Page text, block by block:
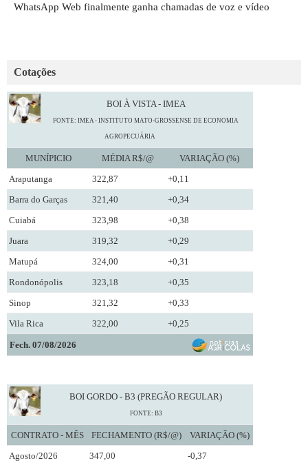
WhatsApp Web finalmente ganha chamadas de voz e vídeo
Cotações
BOI À VISTA - IMEA
FONTE: IMEA - INSTITUTO MATO-GROSSENSE DE ECONOMIA
AGROPECUÁRIA
MUNÍPICIO MÉDIA R$/@
VARIAÇÃO (%)
Araputanga
322,87
+0,11
Barra do Garças
321,40
+0,34
Cuiabá
323,98
+0,38
Juara
319,32
+0,29
Matupá
324,00
+0,31
Rondonópolis
323,18
+0,35
Sinop
321,32
+0,33
Vila Rica
322,00 +0,25
Fech. 07/08/2026
BOI GORDO - B3 (PREGÃO REGULAR)
FONTE: B3
CONTRATO - MÊS FECHAMENTO (R$/@)
VARIAÇÃO (%)
Agosto/2026
347,00
-0,37